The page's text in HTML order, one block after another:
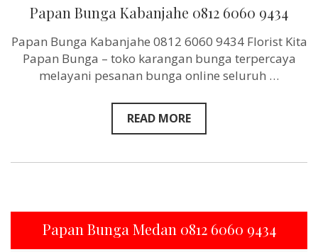
Bunga
0812
9434
Papan Bunga Kabanjahe 0812 6060 9434
Papan Bunga Kabanjahe 0812 6060 9434 Florist Kita
Papan Bunga – toko karangan bunga terpercaya
melayani pesanan bunga online seluruh …
READ MORE
Papan Bunga Medan 0812 6060 9434